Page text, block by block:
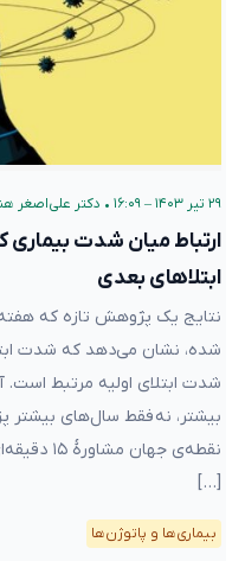
۲۹ تیر ۱۴۰۳ – ۱۶:۰۹ • دکتر علی‌اصغر
ابتلاهای بعدی
نتایج یک پژوهش تازه که
شدت ابتلای اولیه مرتبط
بیشتر، نه فقط سال‌های بیشتر
نقطه‌ی
[…]
بیماری‌ها و پاتوژن‌ها